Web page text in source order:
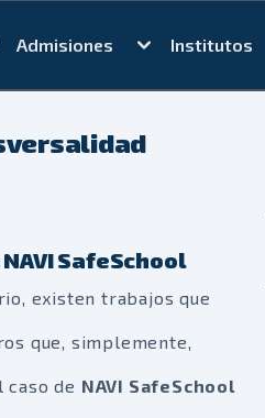
Admisiones Institutos
SafeSchool
existen trabajos que
que, simplemente,
caso de NAVI SafeSchool